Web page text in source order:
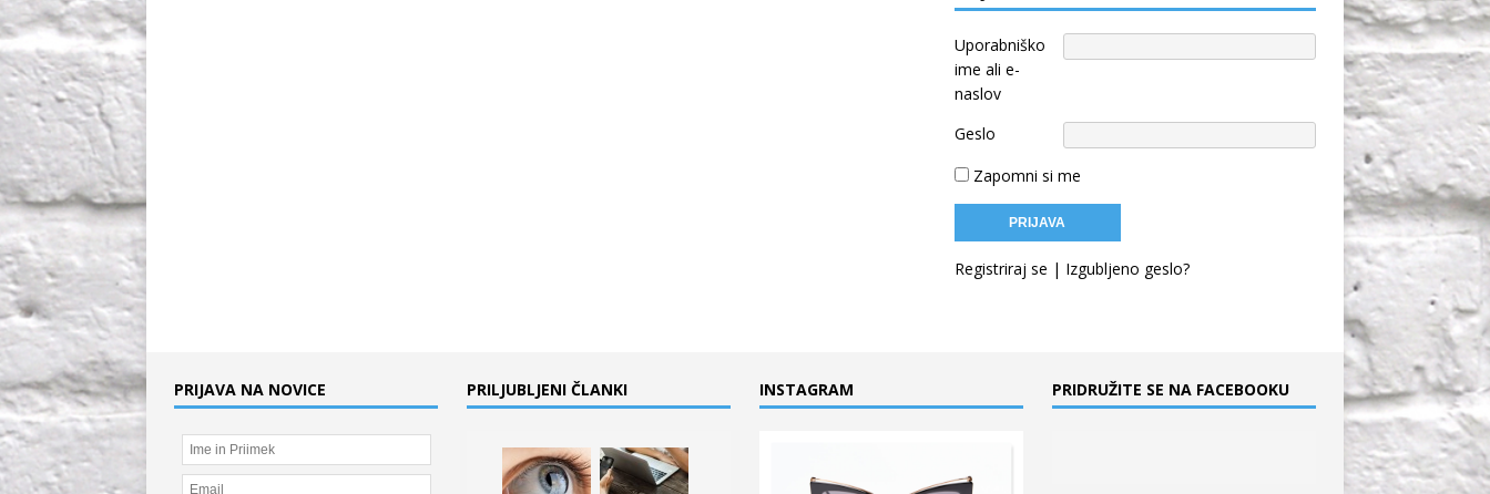
Uporabniško
ime ali e-
naslov
Geslo
Zapomni si me
Registriraj se | Izgubljeno geslo?
PRIJAVA NA NOVICE PRILJUBLJENI ČLANKI INSTAGRAM PRIDRUŽITE SE NA FACEBOOKU